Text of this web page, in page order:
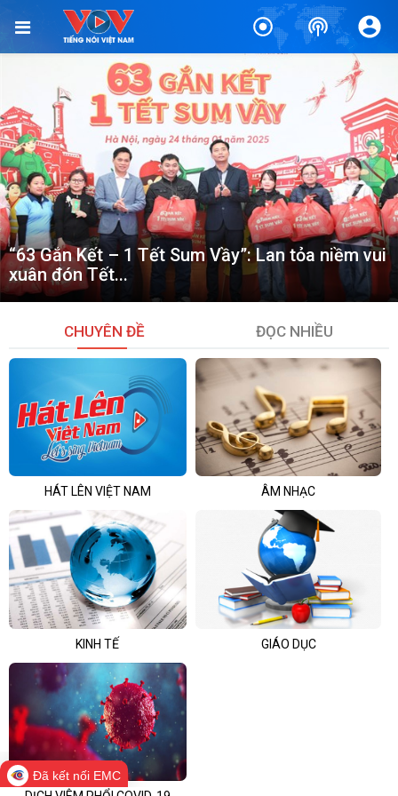
“63 Gắn Kết – 1 Tết Sum Vầy”: Lan tỏa niềm vui
xuân đón Tết...
CHUYÊN ĐỀ ĐỌC NHIỀU
HÁT LÊN VIỆT NAM ÂM NHẠC
KINH TẾ GIÁO DỤC
Đã kết nối EMC